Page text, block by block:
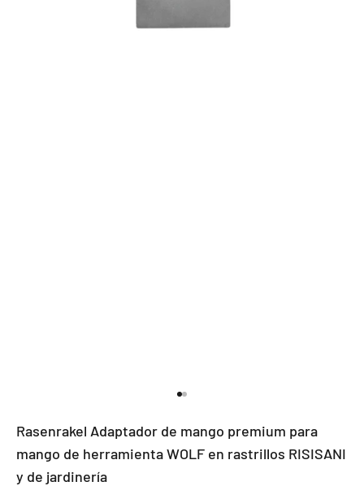
Rasenrakel Adaptador de mango premium para
mango de herramienta WOLF en rastrillos RISISANI
y de jardinería